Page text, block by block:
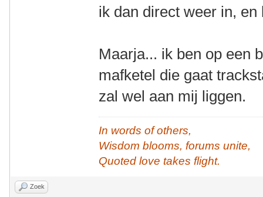
ik dan direct weer in,
Maarja... ik ben op een
mafketel die gaat
zal wel aan mij liggen.
In words of others,
Wisdom blooms, forums unite,
Quoted love takes flight.
Zoek